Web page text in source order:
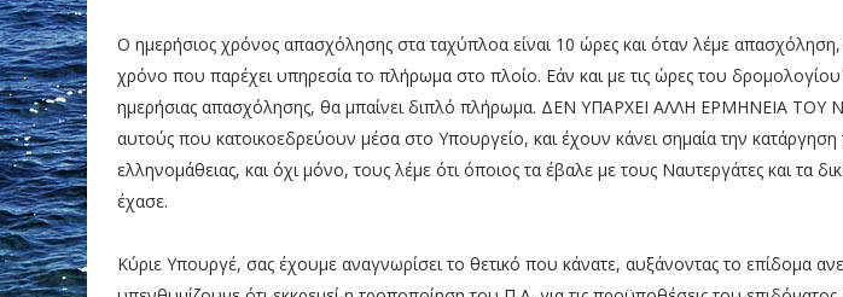
Ο ημερήσιος χρόνος απασχόλησης στα ταχύπλοα είναι 10 ώρες και όταν λέμε
χρόνο που παρέχει υπηρεσία το πλήρωμα στο πλοίο. Εάν και με τις ώρες του δρομολογίου
ημερήσιας απασχόλησης, θα μπαίνει διπλό πλήρωμα. ΔΕΝ ΥΠΑΡΧΕΙ ΑΛΛΗ ΕΡΜΗΝΕΙΑ ΤΟΥ
αυτούς που κατοικοεδρεύουν μέσα στο Υπουργείο, και έχουν κάνει σημαία την κατάργηση
ελληνομάθειας, και όχι μόνο, τους λέμε ότι όποιος τα έβαλε με τους Ναυτεργάτες και τα
έχασε.
Κύριε Υπουργέ, σας έχουμε αναγνωρίσει το θετικό που κάνατε, αυξάνοντας το επίδομα